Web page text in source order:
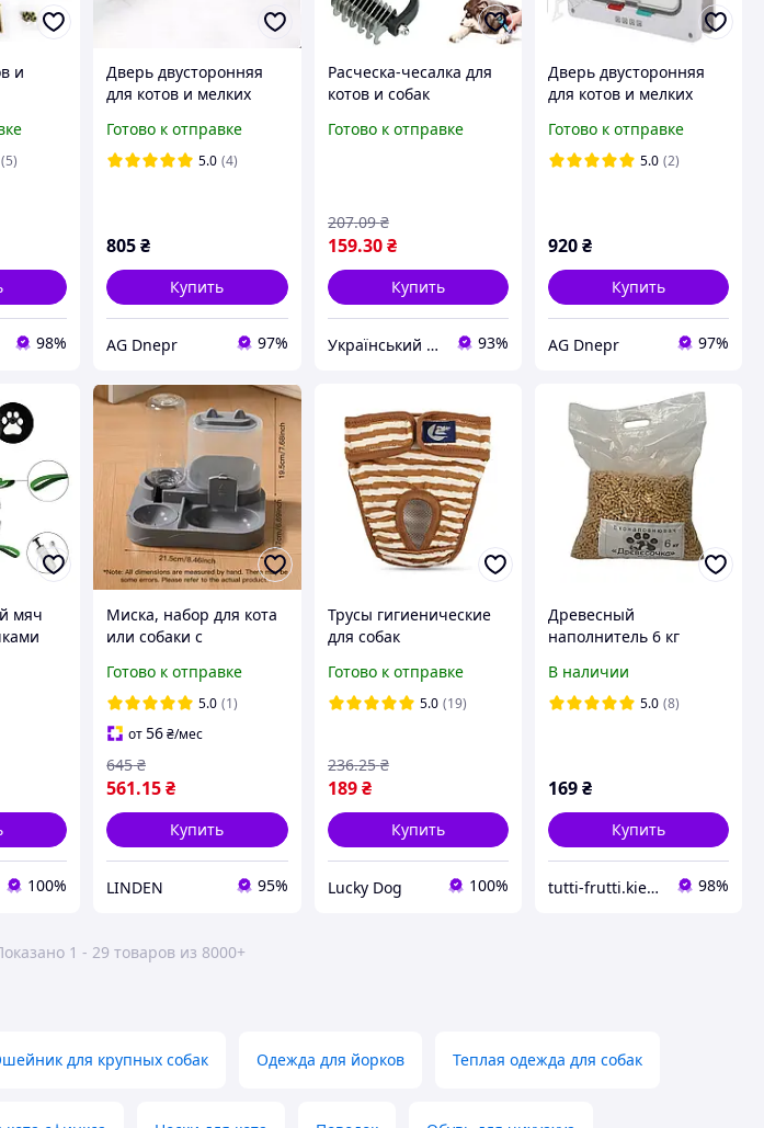
и
(5)
98%
Дверь двусторонняя
для котов и мелких
размер M
(19,8х19х5,5см)
Готово к отправке
5.0 (4)
805₴
Купить
AG Dnepr 97%
Расческа-чесалка для
котов и собак
колтунорез (6.7 см)
Готово к отправке
159.30 ₴
207.09 ₴
Купить
Український Кошик 93%
Дверь двусторонняя
для котов и мелких
(25х23,5х5,5см)
Готово к отправке
5.0 (2)
920₴
Купить
AG Dnepr 97%
мяч
100%
Миска, набор для кота
или собаки с
подачей воды и пищи,
серого цвета
Готово к отправке
5.0 (1)
от56₴/мес
561.15₴
645 ₴
Купить
LINDEN 95%
Трусы гигиенические
для собак
Готово к отправке
5.0 (19)
189 ₴
236.25 ₴
Купить
Lucky Dog 100%
Древесный
наполнитель 6 кг
В наличии
5.0 (8)
169₴
Купить
tutti-frutti.kiev.ua 98%
1 - 29 товаров из 8000+
для крупных собак Одежда для йорков Теплая одежда для собак